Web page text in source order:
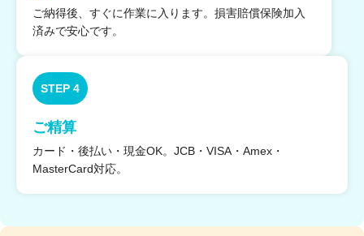
ご納得後、すぐに作業に入ります。損害賠償保険加入
済みで安心です。
STEP 4
ご精算
カード・後払い・現金OK。JCB・VISA・Amex・
MasterCard対応。